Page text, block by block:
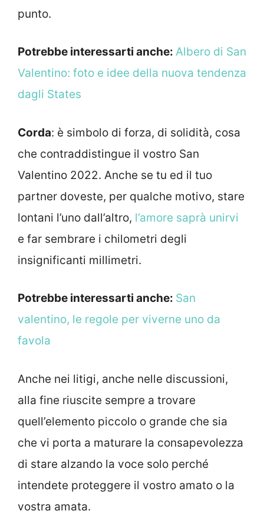
punto.
Potrebbe interessarti anche: Albero di San
Valentino: foto e idee della nuova tendenza
dagli States
Corda: è simbolo di forza, di solidità, cosa
che contraddistingue il vostro San
Valentino 2022. Anche se tu ed il tuo
partner doveste, per qualche motivo, stare
lontani l’uno dall’altro, l’amore saprà unirvi
e far sembrare i chilometri degli
insignificanti millimetri.
Potrebbe interessarti anche: San
valentino, le regole per viverne uno da
favola
Anche nei litigi, anche nelle discussioni,
alla fine riuscite sempre a trovare
quell’elemento piccolo o grande che sia
che vi porta a maturare la consapevolezza
di stare alzando la voce solo perché
intendete proteggere il vostro amato o la
vostra amata.